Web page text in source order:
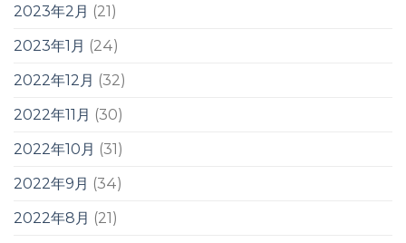
2023年2月 (21)
2023年1月 (24)
2022年12月 (32)
2022年11月 (30)
2022年10月 (31)
2022年9月 (34)
2022年8月 (21)